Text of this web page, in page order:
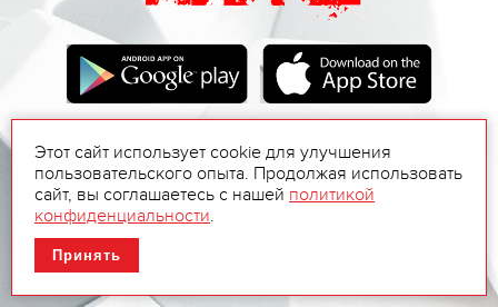
Этот сайт использует cookie для улучшения
пользовательского опыта. Продолжая использовать
сайт, вы соглашаетесь с нашей политикой
конфиденциальности.
Принять